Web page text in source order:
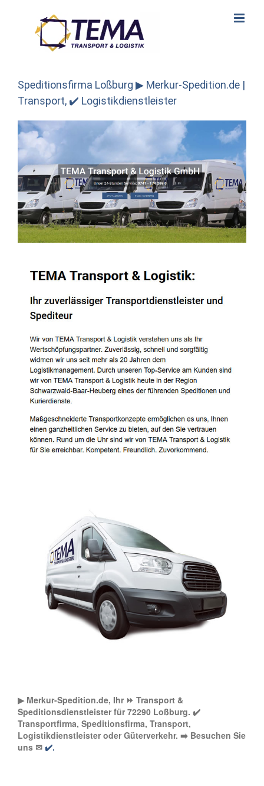
Speditionsfirma Loßburg ▶︎ Merkur-Spedition.de |
Transport, ✔️ Logistikdienstleister
▶︎ Merkur-Spedition.de, Ihr ⏩ Transport &
Speditionsdienstleister für 72290 Loßburg. ✔️
Transportfirma, Speditionsfirma, Transport,
Logistikdienstleister oder Güterverkehr. ➡️ Besuchen Sie
uns ✉ ✔️.